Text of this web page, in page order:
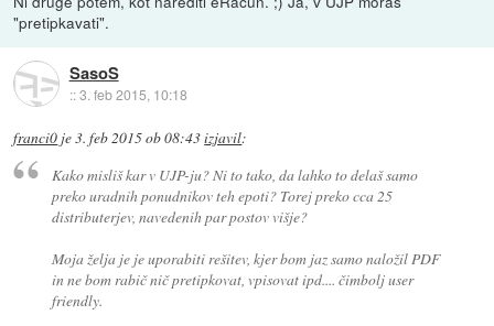
"pretipkavati".
SasoS
::3. feb 2015, 10:18
franci0 je3. feb 2015 ob 08:43izjavil:
Kako misliš kar v UJP-ju? Ni to tako, da lahko to delaš samo
preko uradnih ponudnikov teh epoti? Torej preko cca 25
distributerjev, navedenih par postov višje?
Moja želja je je uporabiti rešitev, kjer bom jaz samo naložil PDF
in ne bom rabič nič pretipkovat, vpisovat ipd.... čimbolj user
friendly.